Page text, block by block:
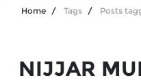
Home Tags Posts
NIJJAR